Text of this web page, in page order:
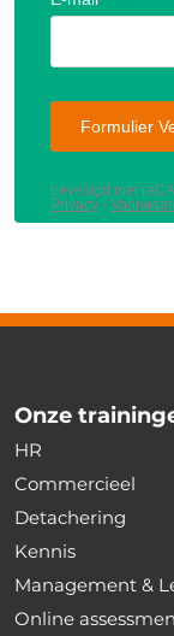
Onze
HR
Commercieel
Detachering
Kennis
Management &
Online